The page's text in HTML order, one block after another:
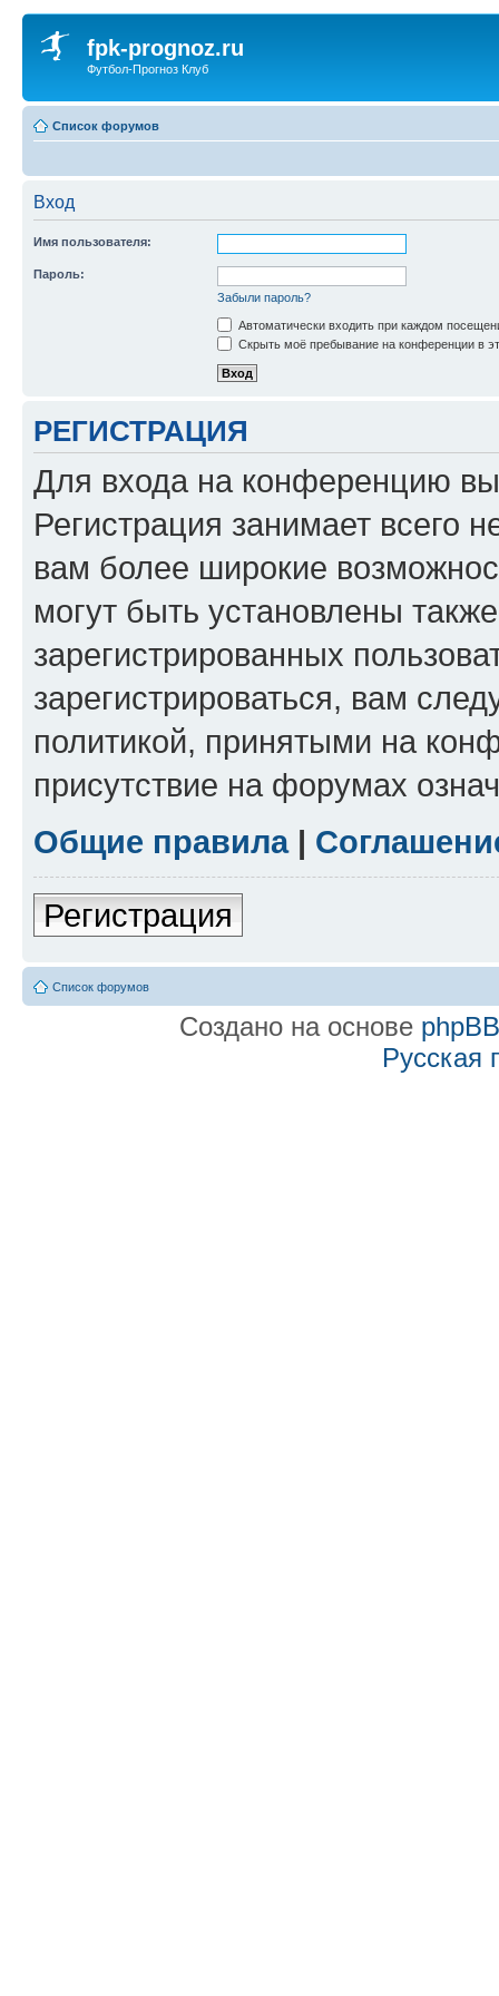
fpk-prognoz.ru
Футбол-Прогноз Клуб
Список форумов
Вход
Имя пользователя:
Пароль:
Забыли пароль?
Автоматически входить при каждом
Скрыть моё пребывание на конференции в
РЕГИСТРАЦИЯ
Для входа на конференцию
Регистрация занимает всего
вам более широкие
могут быть установлены
зарегистрированных
зарегистрироваться, вам
политикой, принятыми на
присутствие на форумах
Общие правила|
Регистрация
Список форумов
Создано на основе phpBB
Русская